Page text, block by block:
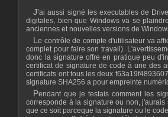
J'ai aussi signé les executables de DriveSort avec des certificates que j'ai généré de manière à permettre la vérification simple de leur intégrité a l'aide du dialogue de propriétés de fichier Windows et de son onglet signatures
digitales, bien que Windows va se
anciennes et nouvelles versions de
Le contrôle de compte d'utilisateur va afficher le même avertissement orange qu'avant lorsque DriveSort n'était pas signé lors de la demande de droits administrateur (qui sont nécéssaires car DriveSort a besoin d'un accès disque
complet pour faire son travail).
donc la signature offre en pratique peu
certificat de signature de code à une des
certificats ont tous les deux
signature SHA256 a pour empreinte
Pendant que je testais comment les signatures se comportaient, j'ai été un peu surpris de découvrir que le contrôle de compte affiche le même avertissement pour un certificat non approuvé que le contenu de l'exécutable
corresponde à la signature ou non,
que ce soit parceque la signature ou le